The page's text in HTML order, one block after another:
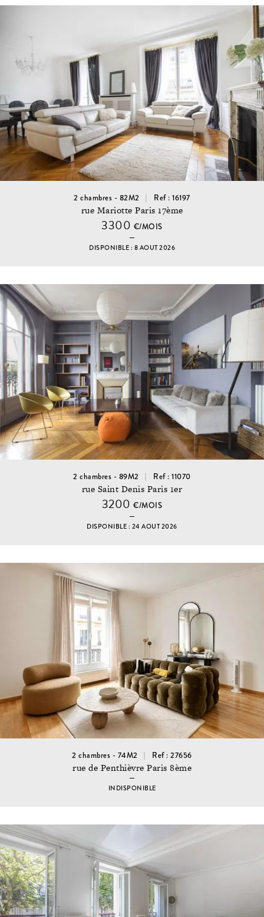
2 chambres - 82M2 Ref : 16197
rue Mariotte Paris 17ème
3300 €/MOIS
DISPONIBLE : 8 AOUT 2026
2 chambres - 89M2 Ref : 11070
rue Saint Denis Paris 1er
3200€/MOIS
DISPONIBLE : 24 AOUT 2026
2 chambres - 74M2 Ref : 27656
rue de Penthièvre Paris 8ème
INDISPONIBLE